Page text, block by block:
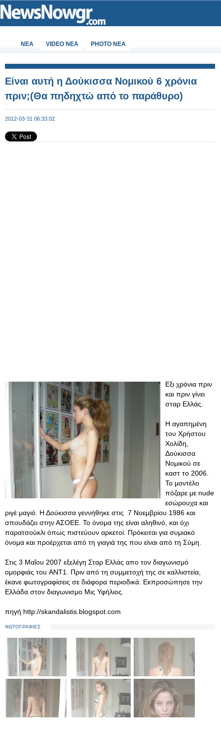
ΝΕΑ VIDEO NEA PHOTO NEA
Είναι αυτή η Δούκισσα Νομικού 6 χρόνια
πριν;(Θα πηδηχτώ από το παράθυρο)
2012-03-31 06:33:02
Εξι χρόνια πριν
και πριν γίνει
σταρ Ελλάς.
Η αγαπημένη
του Χρήστου
Χολίδη,
Δούκισσα
Νομικού σε
καστ το 2006.
Το μοντέλο
πόζαρε με nude
εσώρουχα και
ριγέ μαγιό. Η Δούκισσα γεννήθηκε στις 7 Νοεμβρίου 1986 και
σπουδάζει στην ΑΣΟΕΕ. Το όνομα της είναι αληθινό, και όχι
παρατσούκλι όπως πιστεύουν αρκετοί. Πρόκειται για συμιακό
όνομα και προέρχεται από τη γιαγιά της που είναι από τη Σύμη.
Στις 3 Μαΐου 2007 εξελέγη Σταρ Ελλάς απο τον διαγωνισμό
ομορφιάς του ANT1. Πριν από τη συμμετοχή της σε καλλιστεία,
έκανε φωτογραφίσεις σε διάφορα περιοδικά. Εκπροσώπησε την
Ελλάδα στον διαγωνισμο Μις Υφήλιος.
πηγή:http://skandalistis.blogspot.com
ΦΩΤΟΓΡΑΦΙΕΣ